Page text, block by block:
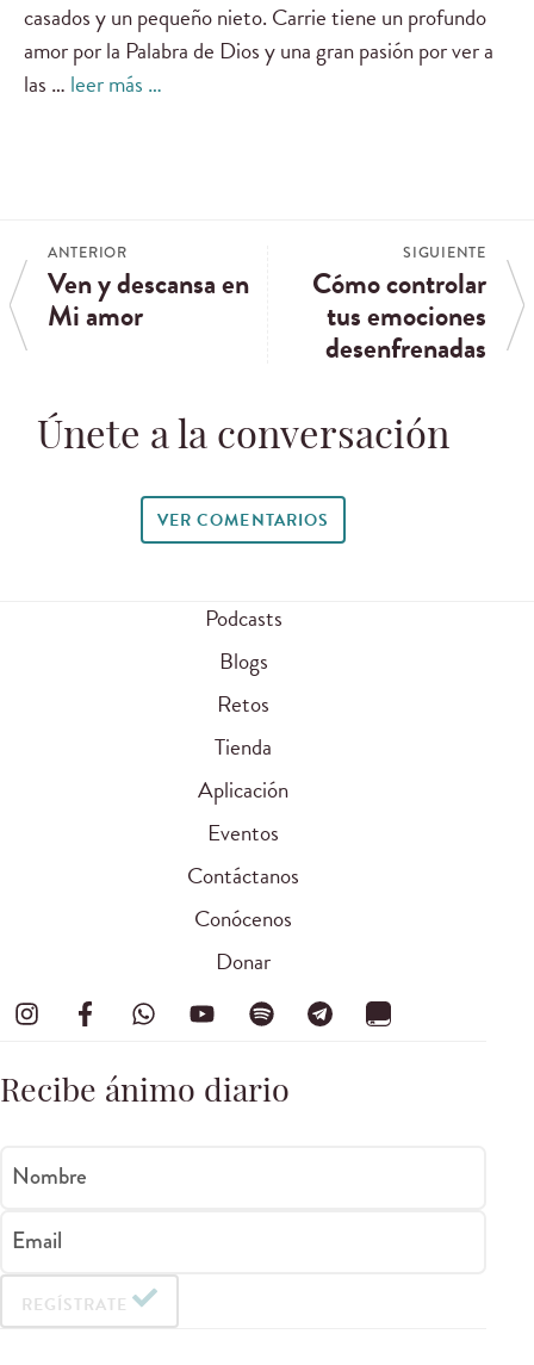
casados ​​y un pequeño nieto. Carrie tiene un profundo
amor por la Palabra de Dios y una gran pasión por ver a
las … leer más …
ANTERIOR
Ven y descansa en
Mi amor
SIGUIENTE
Cómo controlar
tus emociones
desenfrenadas
Únete a la conversación
VER COMENTARIOS
Podcasts
Blogs
Retos
Tienda
Aplicación
Eventos
Contáctanos
Conócenos
Donar
Recibe ánimo diario
Nombre
Email
REGÍSTRATE